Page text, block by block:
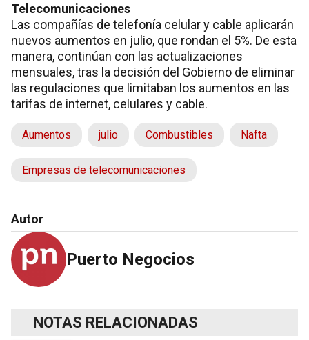
Telecomunicaciones
Las compañías de telefonía celular y cable aplicarán
nuevos aumentos en julio, que rondan el 5%. De esta
manera, continúan con las actualizaciones
mensuales, tras la decisión del Gobierno de eliminar
las regulaciones que limitaban los aumentos en las
tarifas de internet, celulares y cable.
Aumentos julio Combustibles Nafta
Empresas de telecomunicaciones
Autor
Puerto Negocios
NOTAS RELACIONADAS